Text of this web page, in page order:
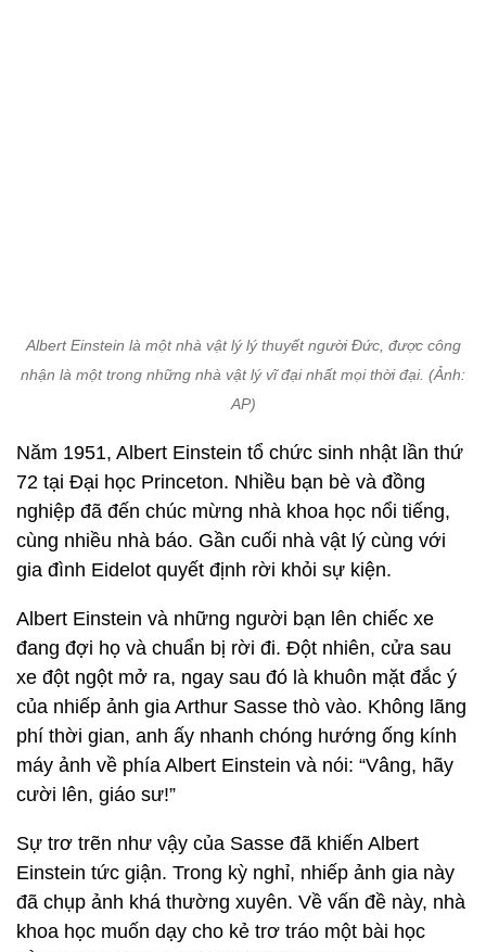
Albert Einstein là một nhà vật lý lý thuyết người Đức, được công
nhận là một trong những nhà vật lý vĩ đại nhất mọi thời đại. (Ảnh:
AP)
Năm 1951, Albert Einstein tổ chức sinh nhật lần thứ
72 tại Đại học Princeton. Nhiều bạn bè và đồng
nghiệp đã đến chúc mừng nhà khoa học nổi tiếng,
cùng nhiều nhà báo. Gần cuối nhà vật lý cùng với
gia đình Eidelot quyết định rời khỏi sự kiện.
Albert Einstein và những người bạn lên chiếc xe
đang đợi họ và chuẩn bị rời đi. Đột nhiên, cửa sau
xe đột ngột mở ra, ngay sau đó là khuôn mặt đắc ý
của nhiếp ảnh gia Arthur Sasse thò vào. Không lãng
phí thời gian, anh ấy nhanh chóng hướng ống kính
máy ảnh về phía Albert Einstein và nói: “Vâng, hãy
cười lên, giáo sư!”
Sự trơ trẽn như vậy của Sasse đã khiến Albert
Einstein tức giận. Trong kỳ nghỉ, nhiếp ảnh gia này
đã chụp ảnh khá thường xuyên. Về vấn đề này, nhà
khoa học muốn dạy cho kẻ trơ tráo một bài học